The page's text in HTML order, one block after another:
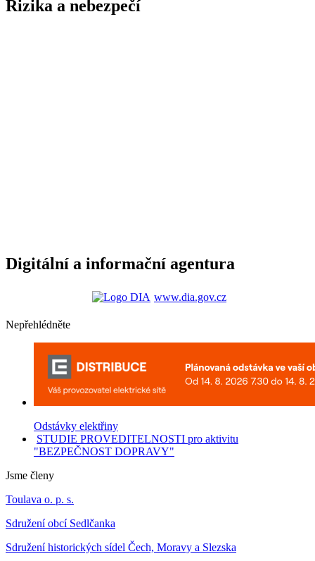
Rizika a nebezpečí
Digitální a informační agentura
www.dia.gov.cz
Nepřehlédněte
Odstávky elektřiny
STUDIE PROVEDITELNOSTI pro aktivitu
"BEZPEČNOST DOPRAVY"
Jsme členy
Toulava o. p. s.
Sdružení obcí Sedlčanka
Sdružení historických sídel Čech, Moravy a Slezska